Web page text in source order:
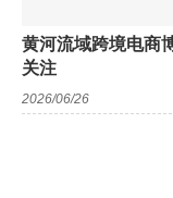
黄河流域跨境电商
关注
2026/06/26